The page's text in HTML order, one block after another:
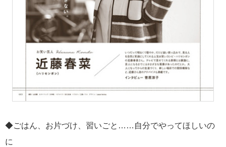
◆ごはん、お片づけ、習いごと……自分でやってほしいの
に